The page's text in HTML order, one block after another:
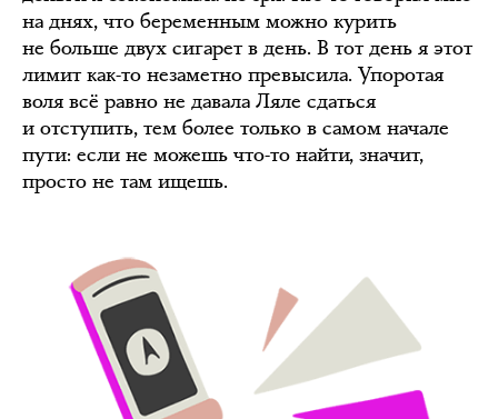
на днях, что беременным можно курить
не больше двух сигарет в день. В тот день я этот
лимит как-то незаметно превысила. Упоротая
воля всё равно не давала Ляле сдаться
и отступить, тем более только в самом начале
пути: если не можешь что-то найти, значит,
просто не там ищешь.